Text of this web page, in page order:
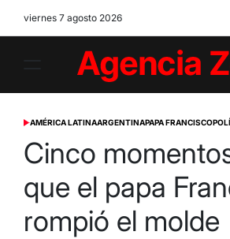
viernes 7 agosto 2026
Zero
POSTED
AMÉRICA LATINAARGENTINAPAPA FRANCISCO
Cinco
que el papa
rompió el molde